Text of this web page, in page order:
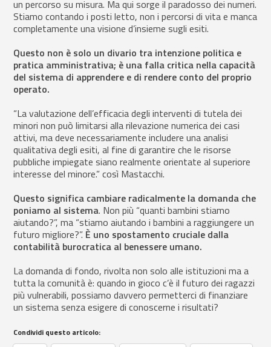
un percorso su misura. Ma qui sorge il paradosso dei numeri.
Stiamo contando i posti letto, non i percorsi di vita e manca
completamente una visione d’insieme sugli esiti.
Questo non è solo un divario tra intenzione politica e
pratica amministrativa; è una falla critica nella capacità
del sistema di apprendere e di rendere conto del proprio
operato.
“La valutazione dell’efficacia degli interventi di tutela dei
minori non può limitarsi alla rilevazione numerica dei casi
attivi, ma deve necessariamente includere una analisi
qualitativa degli esiti, al fine di garantire che le risorse
pubbliche impiegate siano realmente orientate al superiore
interesse del minore.” così Mastacchi.
Questo significa cambiare radicalmente la domanda che
poniamo al sistema. Non più “quanti bambini stiamo
aiutando?”, ma “stiamo aiutando i bambini a raggiungere un
futuro migliore?”. È uno spostamento cruciale dalla
contabilità burocratica al benessere umano.
La domanda di fondo, rivolta non solo alle istituzioni ma a
tutta la comunità è: quando in gioco c’è il futuro dei ragazzi
più vulnerabili, possiamo davvero permetterci di finanziare
un sistema senza esigere di conoscerne i risultati?
Condividi questo articolo: